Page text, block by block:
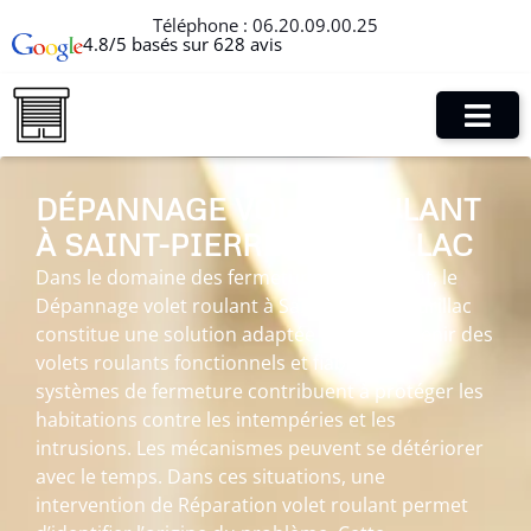
Téléphone : 06.20.09.00.25
4.8/5 basés sur 628 avis
DÉPANNAGE VOLET ROULANT
À SAINT-PIERRE-D’AURILLAC
Dans le domaine des fermetures de l’habitat, le
Dépannage volet roulant à Saint-Pierre-d’Aurillac
constitue une solution adaptée pour maintenir des
volets roulants fonctionnels et fiables. Ces
systèmes de fermeture contribuent à protéger les
habitations contre les intempéries et les
intrusions. Les mécanismes peuvent se détériorer
avec le temps. Dans ces situations, une
intervention de Réparation volet roulant permet